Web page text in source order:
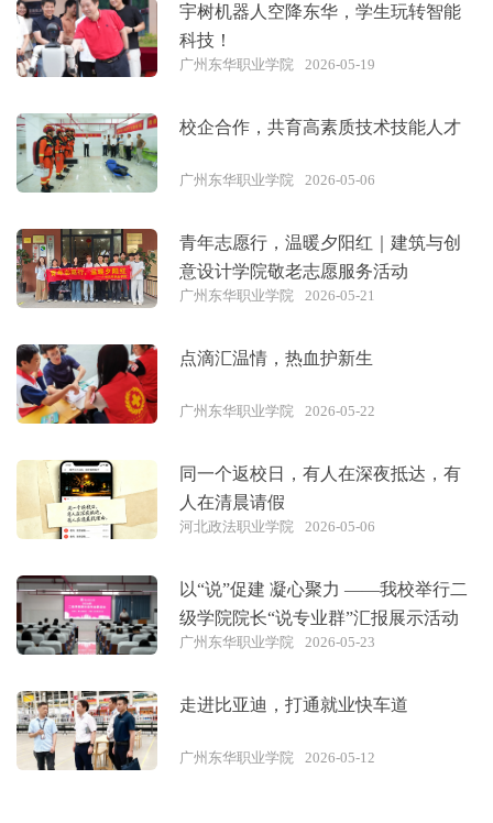
宇树机器人空降东华，学生玩转智能
科技！
广州东华职业学院 2026-05-19
校企合作，共育高素质技术技能人才
广州东华职业学院 2026-05-06
青年志愿行，温暖夕阳红｜建筑与创
意设计学院敬老志愿服务活动
广州东华职业学院 2026-05-21
点滴汇温情，热血护新生
广州东华职业学院 2026-05-22
同一个返校日，有人在深夜抵达，有
人在清晨请假
河北政法职业学院 2026-05-06
以“说”促建 凝心聚力 ——我校举行二
级学院院长“说专业群”汇报展示活动
广州东华职业学院 2026-05-23
走进比亚迪，打通就业快车道
广州东华职业学院 2026-05-12